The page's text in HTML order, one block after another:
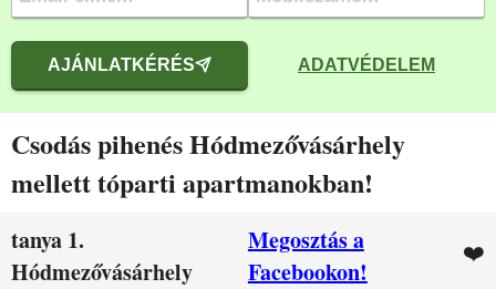
AJÁNLATKÉRÉS ADATVÉDELEM
Csodás pihenés Hódmezővásárhely
mellett tóparti apartmanokban!
tanya 1.
Hódmezővásárhely
Megosztás a
Facebookon!
❤️